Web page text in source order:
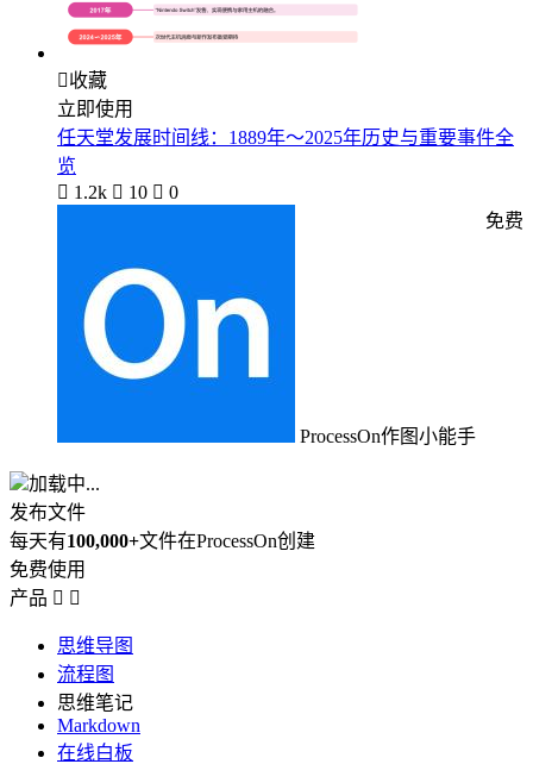
收藏
立即使用
任天堂发展时间线：1889年～2025年历史与重要事件全
览
 1.2k  10  0
ProcessOn作图小能手
免费
加载中...
发布文件
每天有100,000+文件在ProcessOn创建
免费使用
产品  
思维导图
流程图
思维笔记
Markdown
在线白板